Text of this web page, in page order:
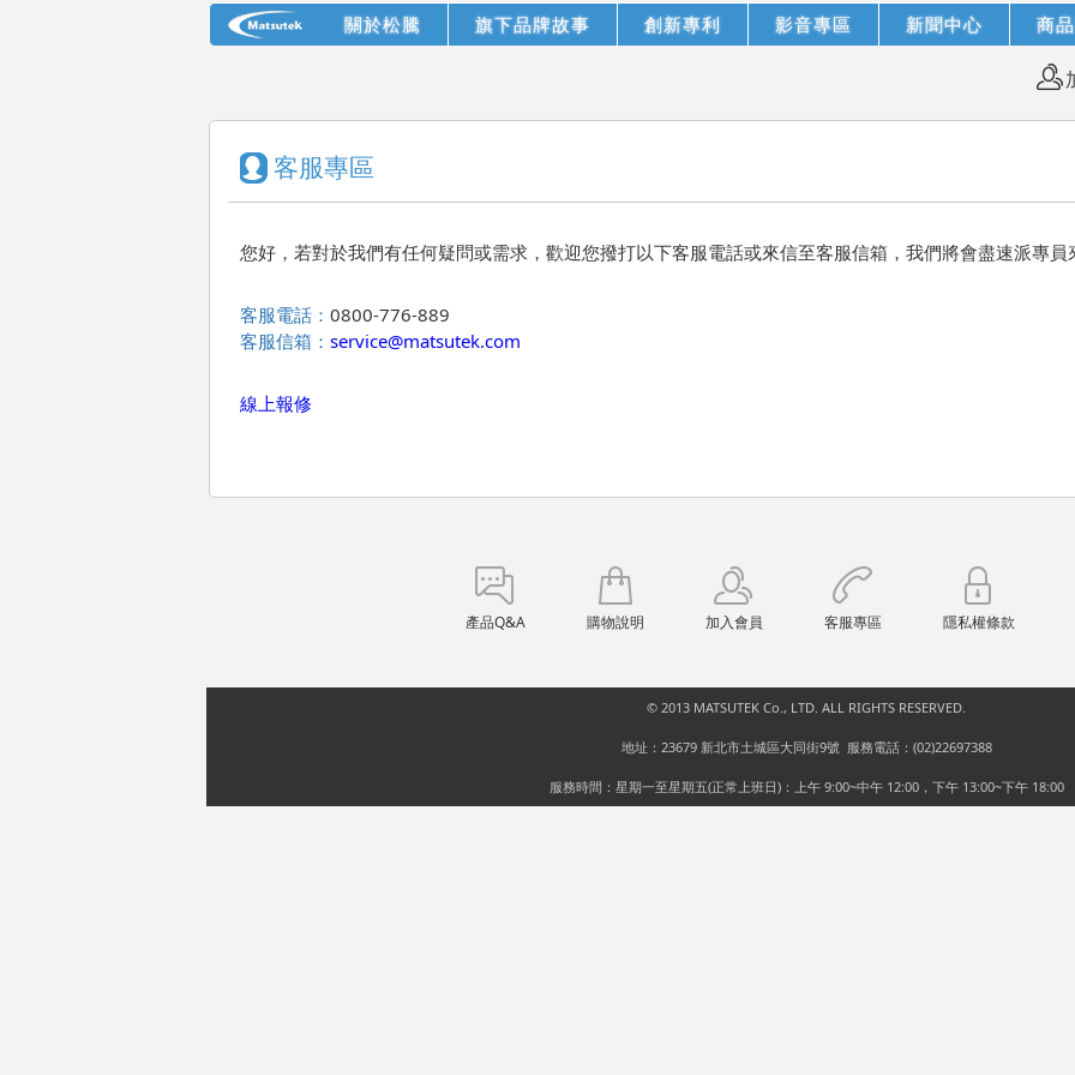
關於松騰 旗下品牌故事 創新專利 影音專區 新聞中心 商
客服專區
您好，若對於我們有任何疑問或需求，歡迎您撥打以下客服電話或來信至客服信箱，我們將會盡速派專員
客服電話： 0800-776-889
客服信箱： service@matsutek.com
線上報修
產品Q&A 購物說明 加入會員 客服專區 隱私權條款
© 2013 MATSUTEK Co., LTD. ALL RIGHTS RESERVED.
地址：23679 新北市土城區大同街9號 服務電話：(02)22697388
服務時間：星期一至星期五(正常上班日)：上午 9:00~中午 12:00，下午 13:00~下午 18:00